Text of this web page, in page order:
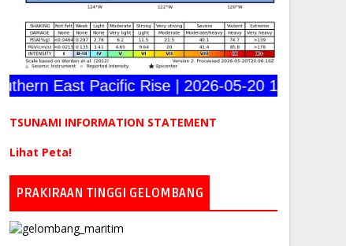
East Pacific Rise | 2026-05-20 17:43:02
TSUNAMI INFORMATION STATEMENT
Lihat Peta!
PRAKIRAAN TINGGI GELOMBANG